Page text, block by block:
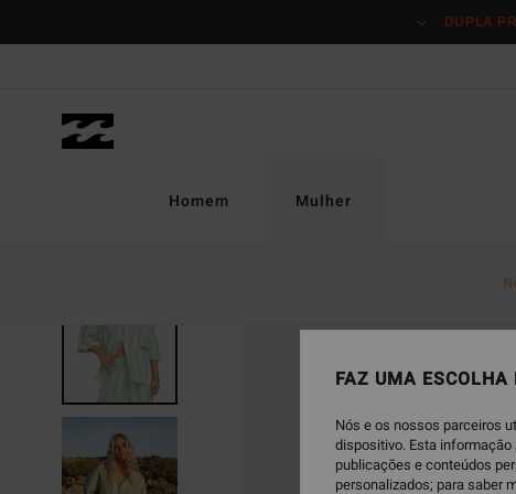
produto
DUPLA
Homem Mulher
FAZ UMA ESCOLHA
Nós e os nossos parceiros
dispositivo. Esta
publicações e conteúdos
personalizados; para saber